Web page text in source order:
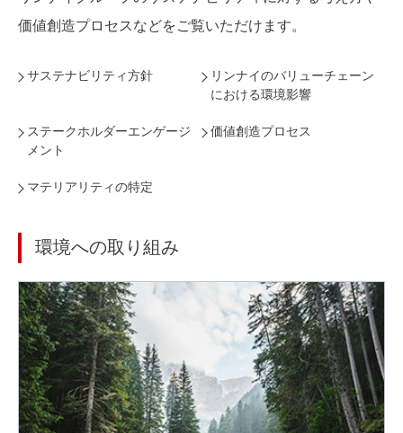
価値創造プロセスなどをご覧いただけます。
サステナビリティ方針
リンナイのバリューチェーン
における環境影響
ステークホルダーエンゲージ
メント
価値創造プロセス
マテリアリティの特定
環境への取り組み